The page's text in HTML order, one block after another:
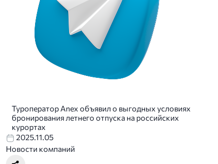
Туроператор Anex объявил о выгодных условиях
бронирования летнего отпуска на российских
курортах
2025.11.05
Новости компаний